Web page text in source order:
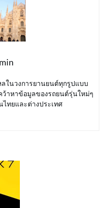
ในวงการยานยนต์ทุกรูปแบบ
าหาข้อมูลของรถยนต์รุ่นใหม่ๆ
ไทยและต่างประเทศ